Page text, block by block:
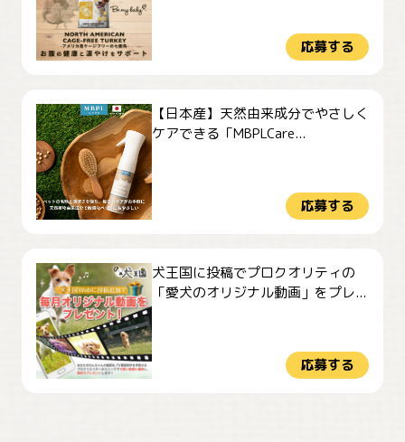
応募する
【日本産】天然由来成分でやさしく
ケアできる「MBPLCare...
応募する
犬王国に投稿でプロクオリティの
「愛犬のオリジナル動画」をプレ...
応募する